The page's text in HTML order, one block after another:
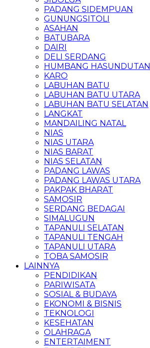
PADANG SIDEMPUAN
GUNUNGSITOLI
ASAHAN
BATUBARA
DAIRI
DELI SERDANG
HUMBANG HASUNDUTAN
KARO
LABUHAN BATU
LABUHAN BATU UTARA
LABUHAN BATU SELATAN
LANGKAT
MANDAILING NATAL
NIAS
NIAS UTARA
NIAS BARAT
NIAS SELATAN
PADANG LAWAS
PADANG LAWAS UTARA
PAKPAK BHARAT
SAMOSIR
SERDANG BEDAGAI
SIMALUGUN
TAPANULI SELATAN
TAPANULI TENGAH
TAPANULI UTARA
TOBA SAMOSIR
LAINNYA
PENDIDIKAN
PARIWISATA
SOSIAL & BUDAYA
EKONOMI & BISNIS
TEKNOLOGI
KESEHATAN
OLAHRAGA
ENTERTAIMENT